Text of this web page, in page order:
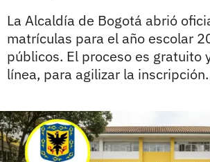
La Alcaldía de Bogotá abrió
matrículas para el año escolar
públicos. El proceso es gratuito
línea, para agilizar la inscripción.